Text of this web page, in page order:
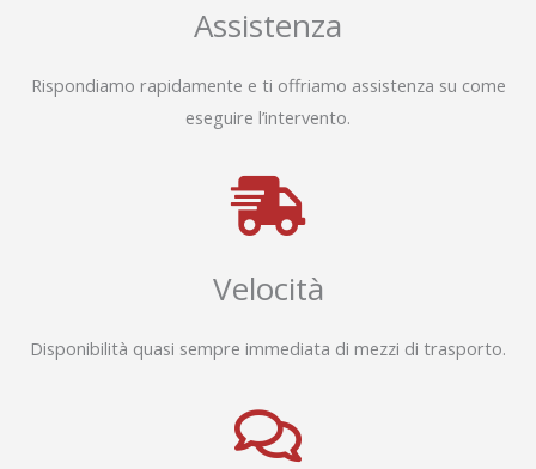
Assistenza
Rispondiamo rapidamente e ti offriamo assistenza su come
eseguire l’intervento.
Velocità
Disponibilità quasi sempre immediata di mezzi di trasporto.